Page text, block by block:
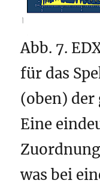
Abb. 7.
für das
(oben) der
Eine
was bei